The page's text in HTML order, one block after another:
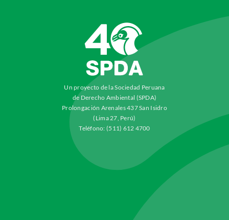
Un proyecto de la Sociedad Peruana
de Derecho Ambiental (SPDA)
Prolongación Arenales 437 San Isidro
(Lima 27, Perú)
Teléfono: (511) 612 4700